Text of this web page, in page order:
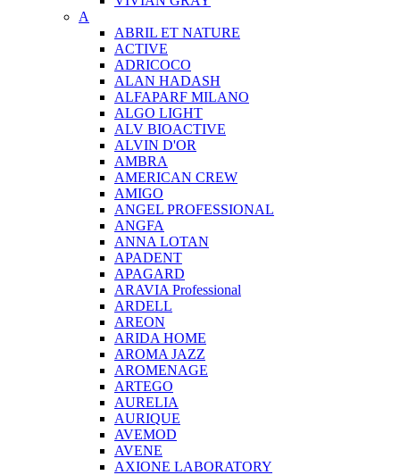
A
ABRIL ET NATURE
ACTIVE
ADRICOCO
ALAN HADASH
ALFAPARF MILANO
ALGO LIGHT
ALV BIOACTIVE
ALVIN D'OR
AMBRA
AMERICAN CREW
AMIGO
ANGEL PROFESSIONAL
ANGFA
ANNA LOTAN
APADENT
APAGARD
ARAVIA Professional
ARDELL
AREON
ARIDA HOME
AROMA JAZZ
AROMENAGE
ARTEGO
AURELIA
AURIQUE
AVEMOD
AVENE
AXIONE LABORATORY